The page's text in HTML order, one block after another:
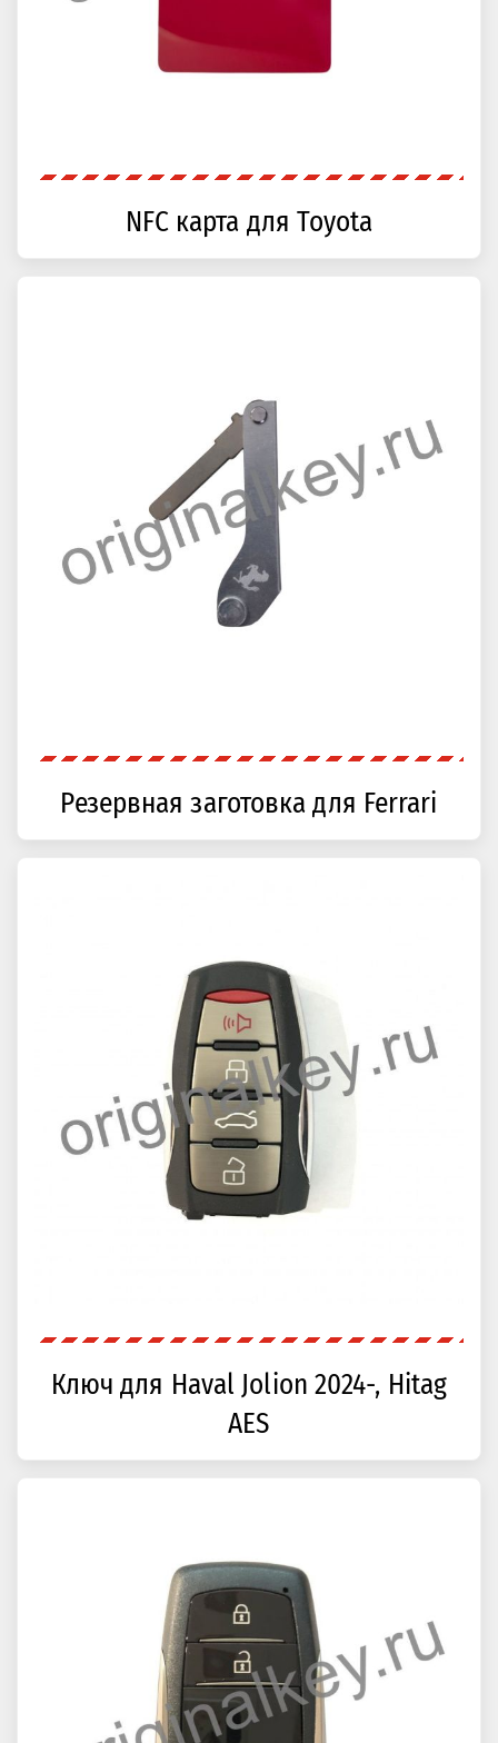
NFC карта для Toyota
Резервная заготовка для Ferrari
Ключ для Haval Jolion 2024-, Hitag
AES